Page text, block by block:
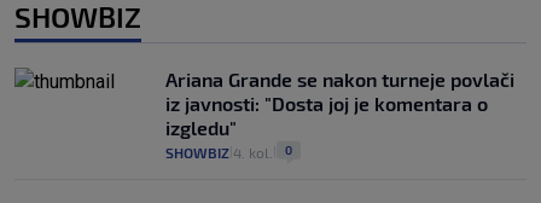
SHOWBIZ
Ariana Grande se nakon turneje povlači
iz javnosti: "Dosta joj je komentara o
izgledu"
SHOWBIZ 4. kol. 0